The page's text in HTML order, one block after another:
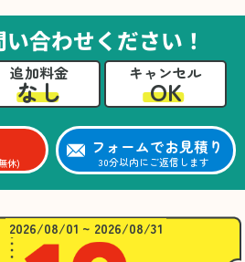
思います」との温かいお言
。遺品整理という心の負担
て、少しでもA様の力にな
同嬉しく思います。
合わせください！
追加料金
なし
キャンセル
OK
休)
フォームでお見積り
30分以内にご返信します
2026/08/01 ~ 2026/08/31